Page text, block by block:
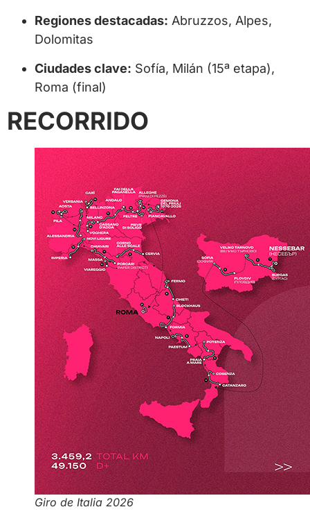
Regiones destacadas: Abruzzos, Alpes,
Dolomitas
Ciudades clave: Sofía, Milán (15ª etapa),
Roma (final)
RECORRIDO
Giro de Italia 2026